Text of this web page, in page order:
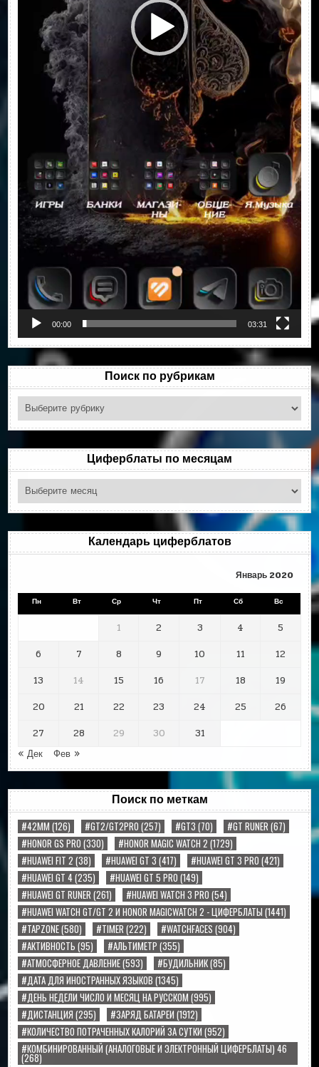
00:00 03:31
Поиск по рубрикам
Поиск
по
рубрикам
Циферблаты по месяцам
Циферблаты
по
месяцам
Календарь циферблатов
Январь 2020
Пн Вт Ср Чт Пт Сб Вс
1 2 3 4
5
6
7 8 9 10 11
12
13
14 15 16 17 18
19
20
21 22 23 24 25
26
27
28 29 30
31
« Дек
Фев »
Поиск по меткам
#42MM (126) #GT2/GT2PRO (257) #GT3 (70) #GT RUNER(67)
#HONOR GS PRO (330) #HONOR MAGIC WATCH 2 (1729)
#HUAWEI FIT 2 (38) #HUAWEI GT 3 (417) #HUAWEI GT 3 PRO (421)
#HUAWEI GT 4(235) #HUAWEI GT 5 PRO (149)
#HUAWEI GT RUNER(261) #HUAWEI WATCH 3 PRO (54)
#HUAWEI WATCH GT/GT 2 И HONOR MAGICWATCH 2 - ЦИФЕРБЛАТЫ (1441)
#TAPZONE(580) #TIMER(222) #WATCHFACES (904)
#АКТИВНОСТЬ (95) #АЛЬТИМЕТР (355)
#АТМОСФЕРНОЕ ДАВЛЕНИЕ(593) #БУДИЛЬНИК(85)
#ДАТА ДЛЯ ИНОСТРАННЫХ ЯЗЫКОВ (1345)
#ДЕНЬ НЕДЕЛИ ЧИСЛО И МЕСЯЦ НА РУССКОМ (995)
#ДИСТАНЦИЯ (295) #ЗАРЯД БАТАРЕИ (1912)
#КОЛИЧЕСТВО ПОТРАЧЕННЫХ КАЛОРИЙ ЗА СУТКИ (952)
#КОМБИНИРОВАННЫЙ (АНАЛОГОВЫЕ И ЭЛЕКТРОННЫЙ ЦИФЕРБЛАТЫ) 46
(268)